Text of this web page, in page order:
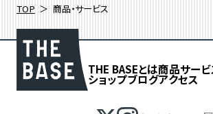
TOP 商品・サービス
THE BASEとは商品サービ
ショップブログアクセス